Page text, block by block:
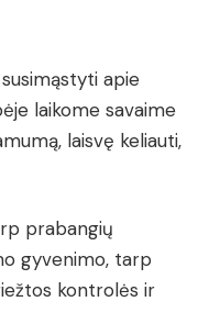
apie
laikome savaime
laisvę keliauti,
prabangių
gyvenimo, tarp
kontrolės ir